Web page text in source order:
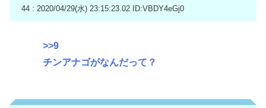
44 : 2020/04/29(水) 23:15:23.02 ID:VBDY4eGj0
>>9
チンアナゴがなんだって？